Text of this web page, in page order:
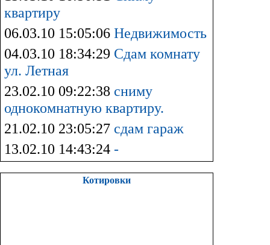
квартиру
06.03.10 15:05:06 Недвижимость
04.03.10 18:34:29 Сдам комнату
ул. Летная
23.02.10 09:22:38 сниму
однокомнатную квартиру.
21.02.10 23:05:27 сдам гараж
13.02.10 14:43:24 -
Котировки